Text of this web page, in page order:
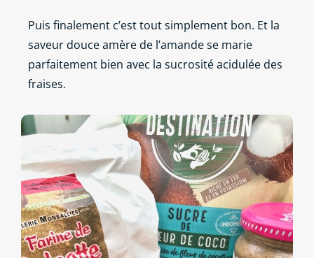
Puis finalement c’est tout simplement bon. Et la
saveur douce amère de l’amande se marie
parfaitement bien avec la sucrosité acidulée des
fraises.